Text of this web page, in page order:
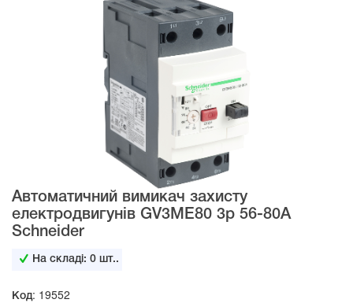
Автоматичний вимикач захисту
електродвигунів GV3ME80 3р 56-80А
Schneider
На складі:0 шт..
Код: 19552